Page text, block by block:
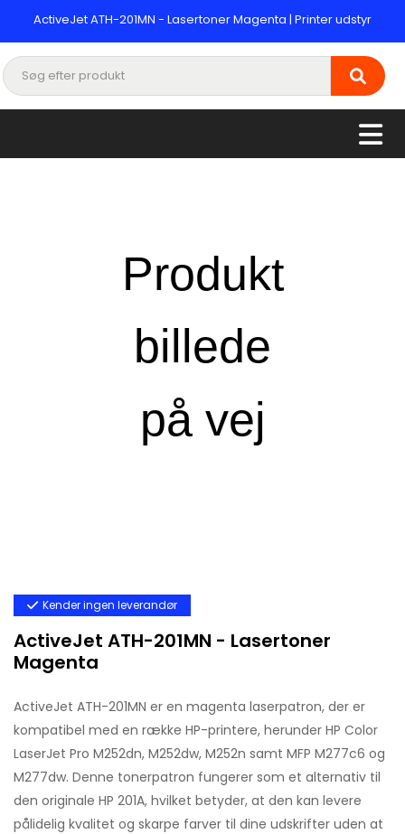
ActiveJet ATH-201MN - Lasertoner Magenta | Printer udstyr
Kender ingen leverandør
ActiveJet ATH-201MN - Lasertoner
Magenta
ActiveJet ATH-201MN er en magenta laserpatron, der er
kompatibel med en række HP-printere, herunder HP Color
LaserJet Pro M252dn, M252dw, M252n samt MFP M277c6 og
M277dw. Denne tonerpatron fungerer som et alternativ til
den originale HP 201A, hvilket betyder, at den kan levere
pålidelig kvalitet og skarpe farver til dine udskrifter uden at